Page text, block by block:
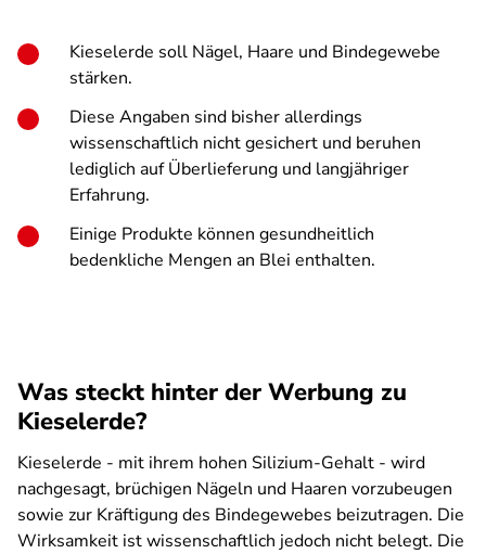
Kieselerde soll Nägel, Haare und Bindegewebe
stärken.
Diese Angaben sind bisher allerdings
wissenschaftlich nicht gesichert und beruhen
lediglich auf Überlieferung und langjähriger
Erfahrung.
Einige Produkte können gesundheitlich
bedenkliche Mengen an Blei enthalten.
Was steckt hinter der Werbung zu
Kieselerde?
Kieselerde - mit ihrem hohen Silizium-Gehalt - wird
nachgesagt, brüchigen Nägeln und Haaren vorzubeugen
sowie zur Kräftigung des Bindegewebes beizutragen. Die
Wirksamkeit ist wissenschaftlich jedoch nicht belegt. Die